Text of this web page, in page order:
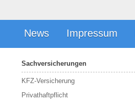
News Impressum
Sachversicherungen
KFZ-Versicherung
Privathaftpflicht